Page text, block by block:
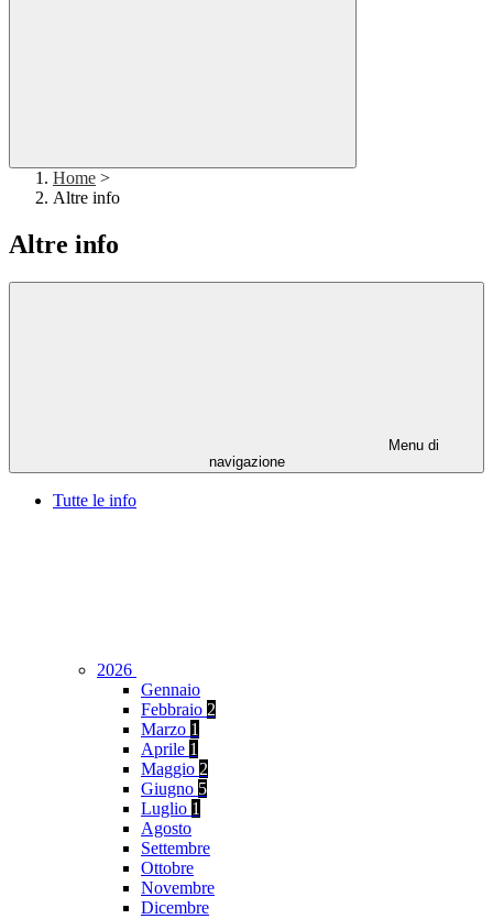
Home >
Altre info
Altre info
Menu di
navigazione
Tutte le info
2026
Gennaio
Febbraio 2
Marzo 1
Aprile 1
Maggio 2
Giugno 5
Luglio 1
Agosto
Settembre
Ottobre
Novembre
Dicembre